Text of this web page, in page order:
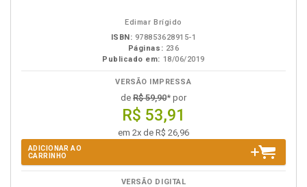
Edimar Brígido
ISBN: 978853628915-1
Páginas: 236
Publicado em: 18/06/2019
VERSÃO IMPRESSA
de R$ 59,90* por
R$ 53,91
em 2x de R$ 26,96
ADICIONAR AO
CARRINHO
VERSÃO DIGITAL